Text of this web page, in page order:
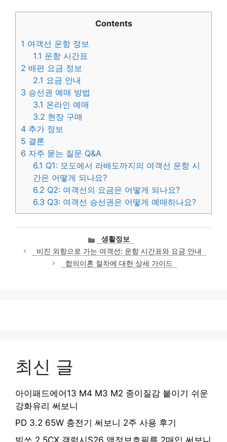
Contents
1 여객선 운항 정보
1.1 운항 시간표
2 배편 요금 정보
2.1 요금 안내
3 승선권 예매 방법
3.1 온라인 예매
3.2 현장 구매
4 추가 정보
5 결론
6 자주 묻는 질문 Q&A
6.1 Q1: 모도에서 라배도까지의 여객선 운항 시
간은 어떻게 되나요?
6.2 Q2: 여객선의 요금은 어떻게 되나요?
6.3 Q3: 여객선 승선권은 어떻게 예매하나요?
카
테
고
리
생활정보
비진 외항으로 가는 여객선: 운항 시간표와 요금 안내
합의이혼 절차에 대한 상세 가이드
최신 글
아이패드에어13 M4 M3 M2 종이질감 붙이기 쉬운
강화유리 써보니
PD 3.2 65W 충전기 써보니 2주 사용 후기
빅쏘 2.5CX 갤럭시S26 액정보호필름 2매입 써보니